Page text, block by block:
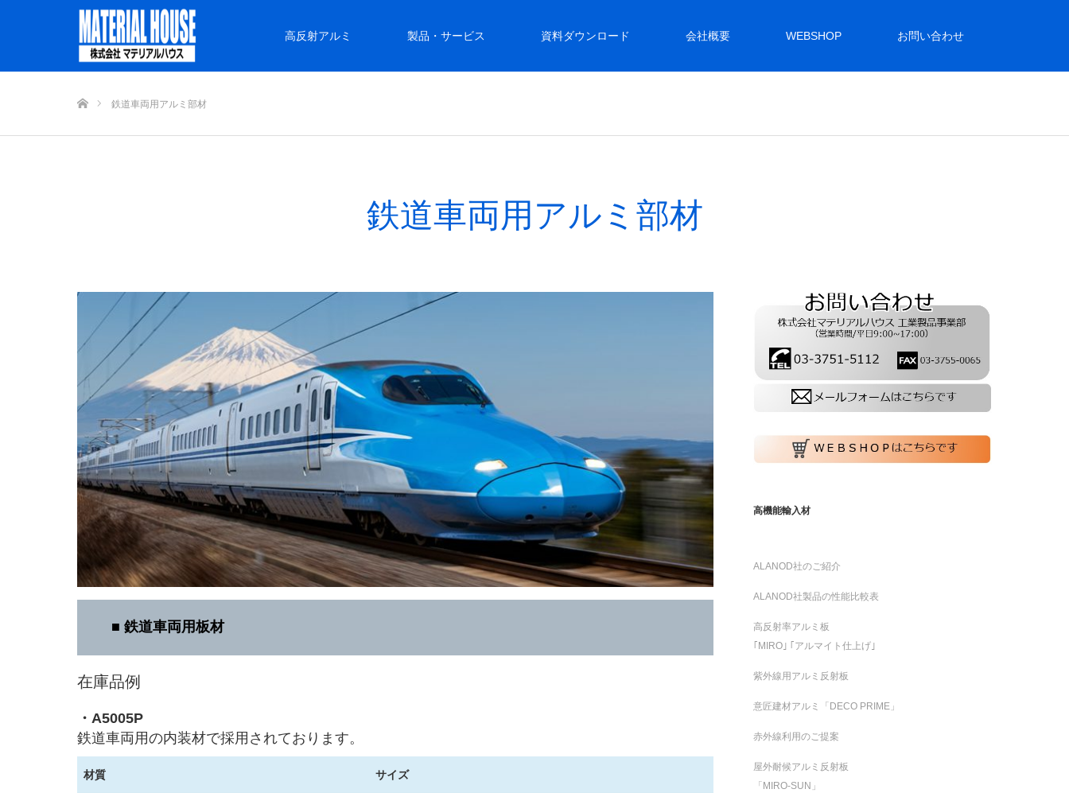
高反射アルミ 製品・サービス 資料ダウンロード 会社概要 WEBSHOP お問い合わせ
鉄道車両用アルミ部材
鉄道車両用アルミ部材
■ 鉄道車両用板材
在庫品例
・A5005P
鉄道車両用の内装材で採用されております。
材質 サイズ
高機能輸入材
ALANOD社のご紹介
ALANOD社製品の性能比較表
高反射率アルミ板
｢MIRO｣ ｢アルマイト仕上げ｣
紫外線用アルミ反射板
意匠建材アルミ「DECO PRIME」
赤外線利用のご提案
屋外耐候アルミ反射板
「MIRO-SUN」